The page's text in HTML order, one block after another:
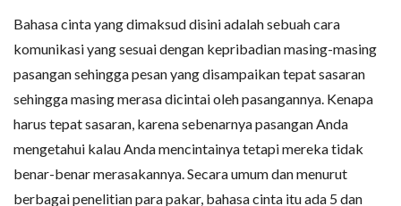
Bahasa cinta yang dimaksud disini adalah sebuah cara
komunikasi yang sesuai dengan kepribadian masing-masing
pasangan sehingga pesan yang disampaikan tepat sasaran
sehingga masing merasa dicintai oleh pasangannya. Kenapa
harus tepat sasaran, karena sebenarnya pasangan Anda
mengetahui kalau Anda mencintainya tetapi mereka tidak
benar-benar merasakannya. Secara umum dan menurut
berbagai penelitian para pakar, bahasa cinta itu ada 5 dan